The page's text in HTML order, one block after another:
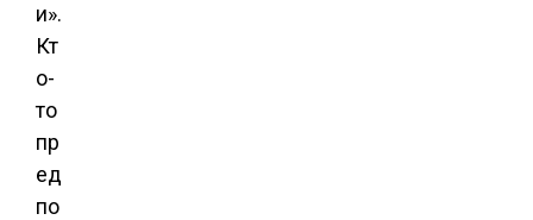
и».
Кт
о-
то
пр
ед
по